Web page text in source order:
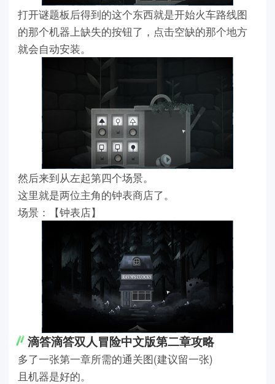
打开谜题板后得到的这个东西就是开始火车路线图
的那个机器上缺失的按钮了，点击空缺的那个地方
就会自动安装。
然后来到从左起第四个场景。
这里就是两位主角的钟表商店了。
场景：【钟表店】
滴答滴答双人冒险中文版第二章攻略
多了一张第一章所需的通关图(建议留一张)
且机器是好的。